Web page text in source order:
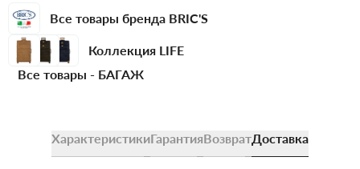
Все товары бренда BRIC'S
Коллекция LIFE
Все товары - БАГАЖ
ХарактеристикиГарантияВозвратДоставка